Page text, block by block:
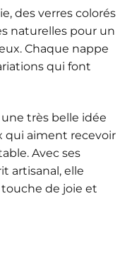
des verres colorés
naturelles pour un
Chaque nappe
qui font
très belle idée
qui aiment recevoir
Avec ses
artisanal, elle
de joie et